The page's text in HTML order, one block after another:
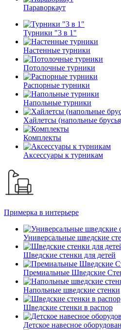
Параворкаут
Турники "3 в 1"
Настенные турники
Потолочные турники
Распорные турники
Напольные турники
Хайлетсы (напольные
Комплекты
Аксессуары к турникам
Примерка в интерьере
Универсальные шведские
Шведские стенки для детей
Премиальные Шведские
Напольные шведские стенки
Шведские стенки в распор
Детское навесное